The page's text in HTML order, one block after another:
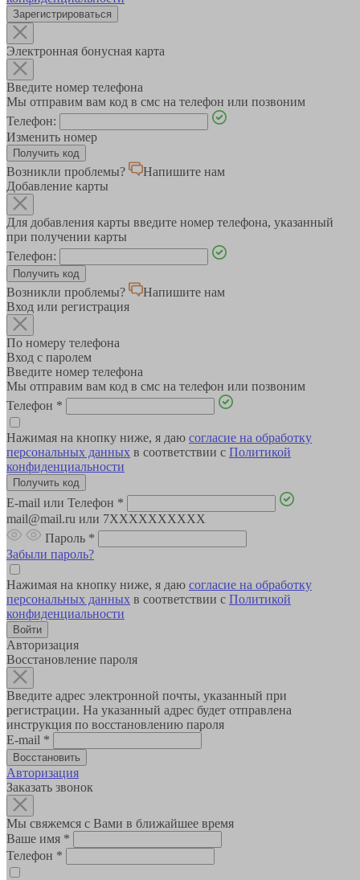
Зарегистрироваться
Электронная бонусная карта
Введите номер телефона
Мы отправим вам код в смс на телефон или позвоним
Телефон:
Изменить номер
Возникли проблемы?
Напишите нам
Добавление карты
Для добавления карты введите номер телефона, указанный
при получении карты
Телефон:
Возникли проблемы?
Напишите нам
Вход или регистрация
По номеру телефона
Вход с паролем
Введите номер телефона
Мы отправим вам код в смс на телефон или позвоним
Телефон *
Нажимая на кнопку ниже, я даю согласие на обработку
персональных данных в соответствии с Политикой
конфиденциальности
E-mail или Телефон *
mail@mail.ru или 7XXXXXXXXXX
Пароль *
Забыли пароль?
Нажимая на кнопку ниже, я даю согласие на обработку
персональных данных в соответствии с Политикой
конфиденциальности
Авторизация
Восстановление пароля
Введите адрес электронной почты, указанный при
регистрации. На указанный адрес будет отправлена
инструкция по восстановлению пароля
E-mail *
Авторизация
Заказать звонок
Мы свяжемся с Вами в ближайшее время
Ваше имя *
Телефон *